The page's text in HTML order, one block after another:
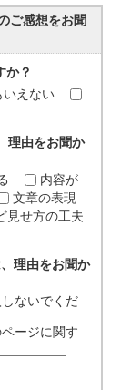
ご感想をお聞
か？
いえない
理由をお聞か
内容が
文章の表現
見せ方の工夫
理由をお聞か
ないでくだ
ージに関す